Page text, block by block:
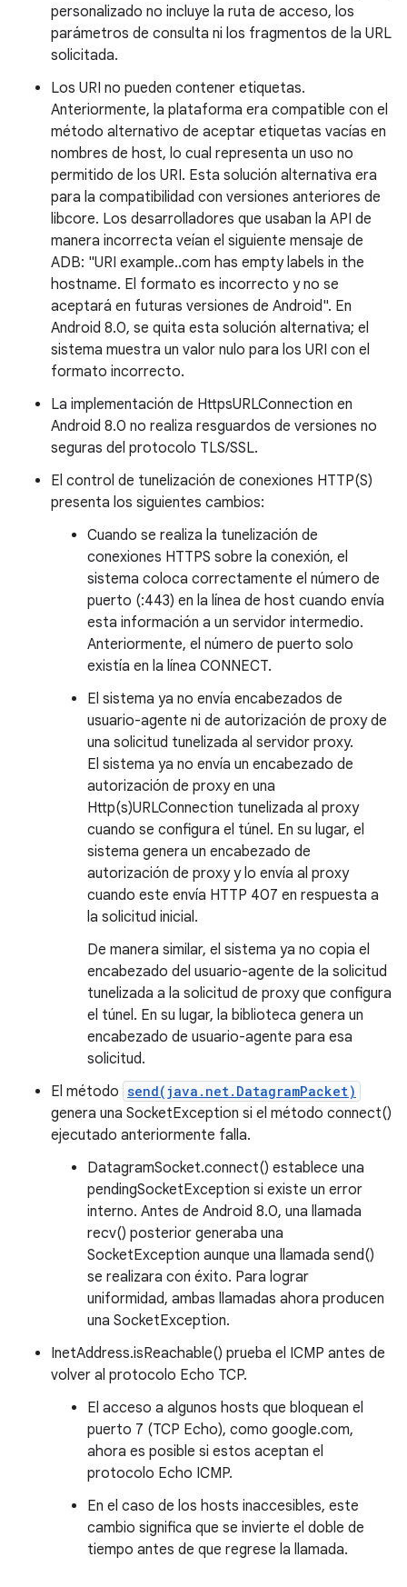
personalizado no incluye la ruta de acceso, los
parámetros de consulta ni los fragmentos de la URL
solicitada.
Los URI no pueden contener etiquetas.
Anteriormente, la plataforma era compatible con el
método alternativo de aceptar etiquetas vacías en
nombres de host, lo cual representa un uso no
permitido de los URI. Esta solución alternativa era
para la compatibilidad con versiones anteriores de
libcore. Los desarrolladores que usaban la API de
manera incorrecta veían el siguiente mensaje de
ADB: "URI example..com has empty labels in the
hostname. El formato es incorrecto y no se
aceptará en futuras versiones de Android". En
Android 8.0, se quita esta solución alternativa; el
sistema muestra un valor nulo para los URI con el
formato incorrecto.
La implementación de HttpsURLConnection en
Android 8.0 no realiza resguardos de versiones no
seguras del protocolo TLS/SSL.
El control de tunelización de conexiones HTTP(S)
presenta los siguientes cambios:
Cuando se realiza la tunelización de
conexiones HTTPS sobre la conexión, el
sistema coloca correctamente el número de
puerto (:443) en la línea de host cuando envía
esta información a un servidor intermedio.
Anteriormente, el número de puerto solo
existía en la línea CONNECT.
El sistema ya no envía encabezados de
usuario-agente ni de autorización de proxy de
una solicitud tunelizada al servidor proxy.
El sistema ya no envía un encabezado de
autorización de proxy en una
Http(s)URLConnection tunelizada al proxy
cuando se configura el túnel. En su lugar, el
sistema genera un encabezado de
autorización de proxy y lo envía al proxy
cuando este envía HTTP 407 en respuesta a
la solicitud inicial.
De manera similar, el sistema ya no copia el
encabezado del usuario-agente de la solicitud
tunelizada a la solicitud de proxy que configura
el túnel. En su lugar, la biblioteca genera un
encabezado de usuario-agente para esa
solicitud.
El método send(java.net.DatagramPacket)
genera una SocketException si el método connect()
ejecutado anteriormente falla.
DatagramSocket.connect() establece una
pendingSocketException si existe un error
interno. Antes de Android 8.0, una llamada
recv() posterior generaba una
SocketException aunque una llamada send()
se realizara con éxito. Para lograr
uniformidad, ambas llamadas ahora producen
una SocketException.
InetAddress.isReachable() prueba el ICMP antes de
volver al protocolo Echo TCP.
El acceso a algunos hosts que bloquean el
puerto 7 (TCP Echo), como google.com,
ahora es posible si estos aceptan el
protocolo Echo ICMP.
En el caso de los hosts inaccesibles, este
cambio significa que se invierte el doble de
tiempo antes de que regrese la llamada.